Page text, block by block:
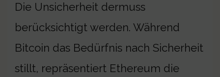
Die Unsicherheit dermuss
berücksichtigt werden. Während
Bitcoin das Bedürfnis nach Sicherheit
stillt, repräsentiert Ethereum die